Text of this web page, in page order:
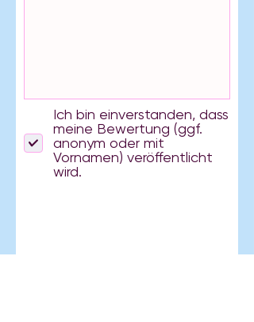
Ich bin einverstanden, dass
meine Bewertung (ggf.
anonym oder mit
Vornamen) veröffentlicht
wird.